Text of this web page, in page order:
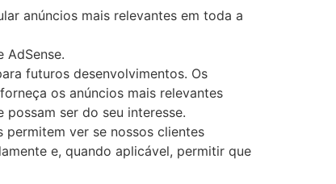
anúncios mais relevantes em toda a
AdSense.
futuros desenvolvimentos. Os
os anúncios mais relevantes
possam ser do seu interesse.
permitem ver se nossos clientes
e, quando aplicável, permitir que